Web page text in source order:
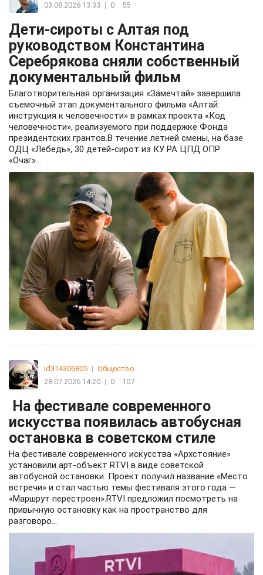
03.08.2026 13:33 | 0 55
Дети-сироты с Алтая под
руководством Константина
Серебрякова сняли собственный
документальный фильм
Благотворительная организация «Замечтай» завершила
съемочный этап документального фильма «Алтай:
инструкция к человечности» в рамках проекта «Код
человечности», реализуемого при поддержке Фонда
президентских грантов.В течение летней смены, на базе
ОДЦ «Лебедь», 30 детей-сирот из КУ РА ЦПД ОПР
«Очаг»...
id314306805 | Общество
28.07.2026 14:20 | 0 107
На фестивале современного
искусства появилась автобусная
остановка в советском стиле
На фестивале современного искусства «Архстояние»
установили арт-объект RTVI в виде советской
автобусной остановки. Проект получил название «Место
встречи» и стал частью темы фестиваля этого года —
«Маршрут перестроен».RTVI предложил посмотреть на
привычную остановку как на пространство для
разговоро...